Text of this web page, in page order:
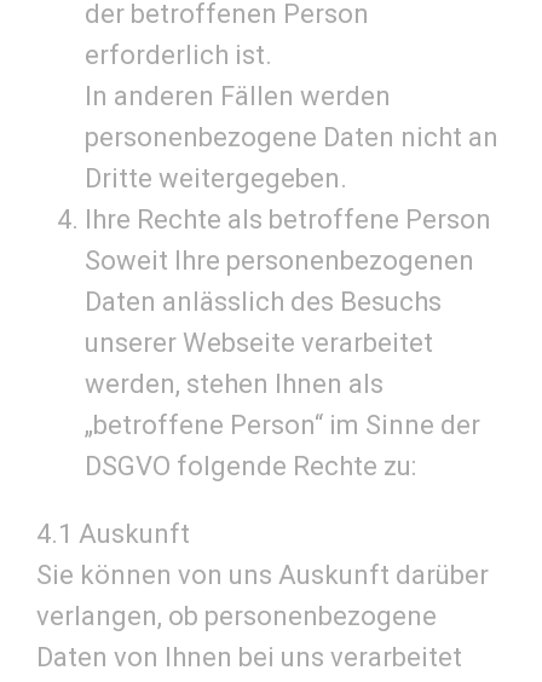
der betroffenen Person
erforderlich ist.
In anderen Fällen werden
personenbezogene Daten nicht an
Dritte weitergegeben.
Ihre Rechte als betroffene Person
Soweit Ihre personenbezogenen
Daten anlässlich des Besuchs
unserer Webseite verarbeitet
werden, stehen Ihnen als
„betroffene Person“ im Sinne der
DSGVO folgende Rechte zu:
4.1 Auskunft
Sie können von uns Auskunft darüber
verlangen, ob personenbezogene
Daten von Ihnen bei uns verarbeitet